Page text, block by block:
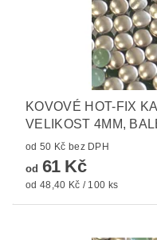
KOVOVÉ HOT-FIX
VELIKOST 4MM,
od 50 Kč bez DPH
od 61 Kč
od 48,40 Kč / 100 ks